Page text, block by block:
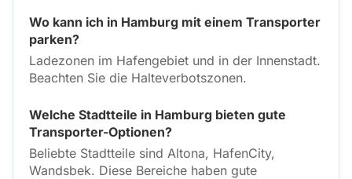
Wo kann ich in Hamburg mit einem Transporter
parken?
Ladezonen im Hafengebiet und in der Innenstadt.
Beachten Sie die Halteverbotszonen.
Welche Stadtteile in Hamburg bieten gute
Transporter-Optionen?
Beliebte Stadtteile sind Altona, HafenCity,
Wandsbek. Diese Bereiche haben gute